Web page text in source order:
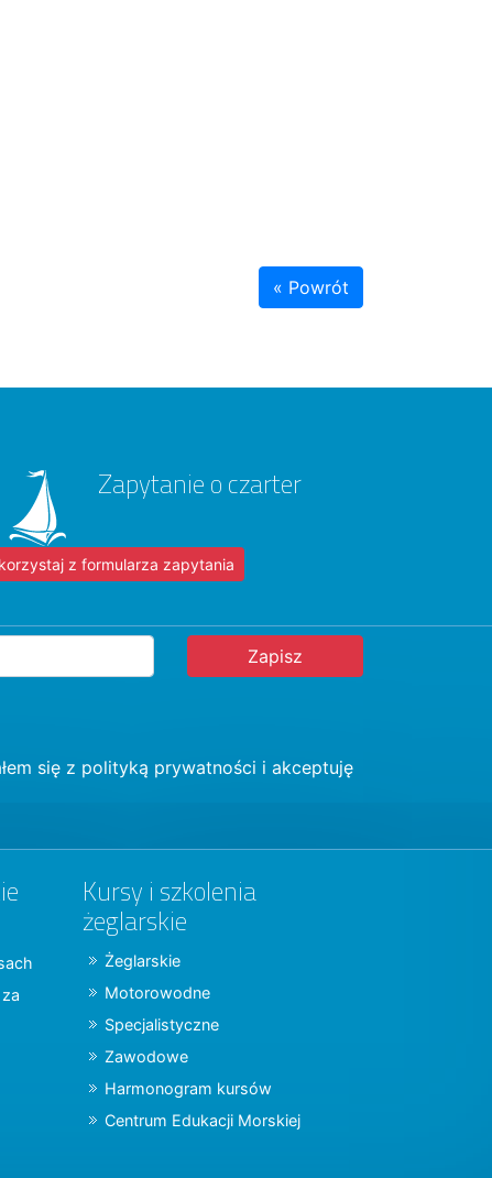
« Powrót
Zapytanie o czarter
z formularza zapytania
się z polityką prywatności i akceptuję
Kursy i szkolenia
żeglarskie
Żeglarskie
Motorowodne
Specjalistyczne
Zawodowe
Harmonogram kursów
Centrum Edukacji Morskiej